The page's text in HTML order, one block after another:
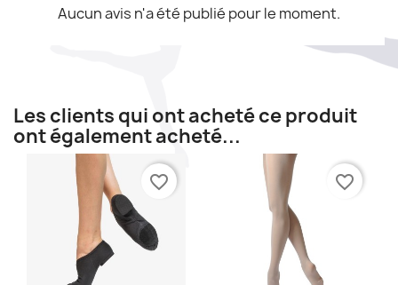
Aucun avis n'a été publié pour le moment.
Les clients qui ont acheté ce produit
ont également acheté...
favorite_border favorite_border